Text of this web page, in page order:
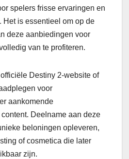
spelers frisse ervaringen en
Het is essentieel om op de
deze aanbiedingen voor
van te profiteren.
Destiny 2-website of
voor
aankomende
Deelname aan deze
beloningen opleveren,
of cosmetica die later
zijn.